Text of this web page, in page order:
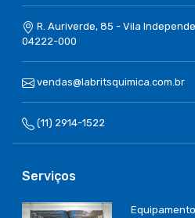
R. Auriverde, 85 - Vila
04222-000
vendas@labritsquimica.com.br
(11) 2914-1522
Serviços